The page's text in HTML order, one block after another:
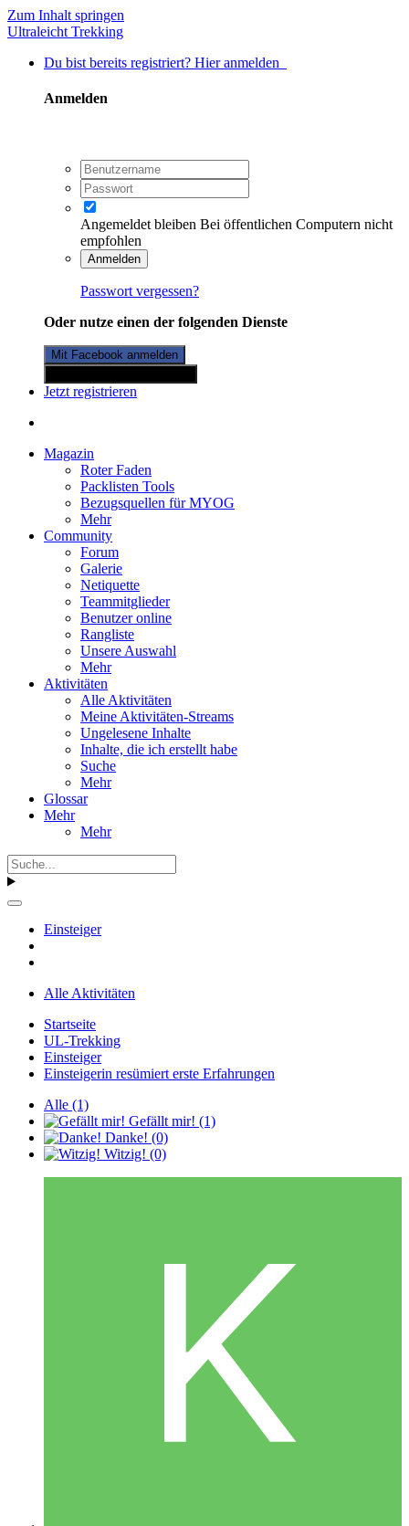
Zum Inhalt springen
Ultraleicht Trekking
Du bist bereits registriert? Hier anmelden
Anmelden
Angemeldet bleiben Bei öffentlichen Computern nicht
empfohlen
Anmelden
Passwort vergessen?
Oder nutze einen der folgenden Dienste
Mit Facebook anmelden
Jetzt registrieren
Magazin
Roter Faden
Packlisten Tools
Bezugsquellen für MYOG
Mehr
Community
Forum
Galerie
Netiquette
Teammitglieder
Benutzer online
Rangliste
Unsere Auswahl
Mehr
Aktivitäten
Alle Aktivitäten
Meine Aktivitäten-Streams
Ungelesene Inhalte
Inhalte, die ich erstellt habe
Suche
Mehr
Glossar
Mehr
Mehr
Einsteiger
Alle Aktivitäten
Startseite
UL-Trekking
Einsteiger
Einsteigerin resümiert erste Erfahrungen
Alle (1)
Gefällt mir! (1)
Danke! (0)
Witzig! (0)